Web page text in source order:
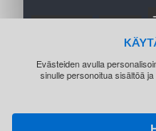
Evästeiden avulla
sinulle personoitua sisältöä